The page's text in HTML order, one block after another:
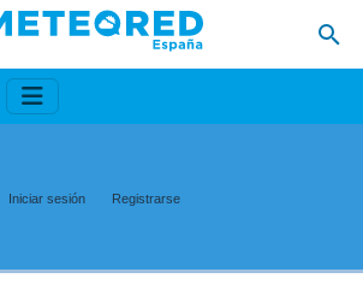
Iniciar sesión Registrarse